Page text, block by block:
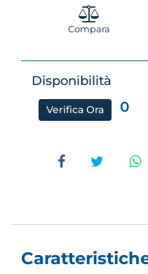
Compara
Disponibilità
Verifica Ora 0